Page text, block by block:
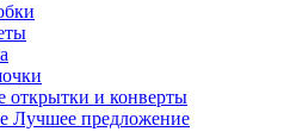
открытки и конверты
Лучшее предложение